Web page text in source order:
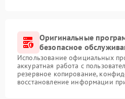
Оригинальные
безопасное
Использование официальных
аккуратная работа с
резервное копирование,
восстановление информации